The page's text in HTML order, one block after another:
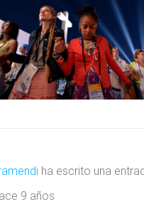
ha escrito una
9 años